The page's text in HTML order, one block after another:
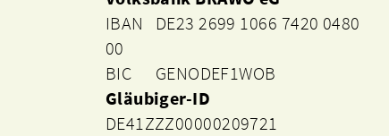
IBAN DE23 2699 1066 7420 0480
00
BIC GENODEF1WOB
Gläubiger-ID
DE41ZZZ00000209721